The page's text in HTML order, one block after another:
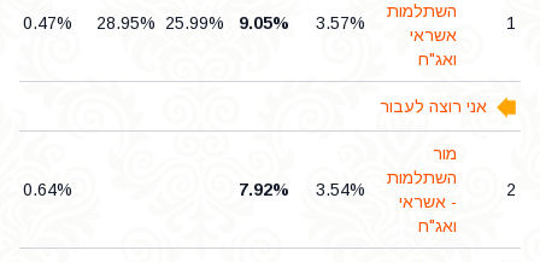
1
השתלמות
אשראי
ואג"ח
3.57%
9.05%
25.99%
28.95%
0.47%
אני רוצה לעבור
2
מור
השתלמות
- אשראי
ואג"ח
3.54%
7.92%
0.64%